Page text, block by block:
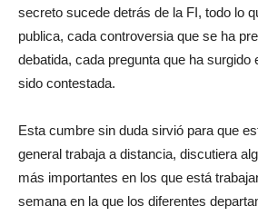
secreto sucede detrás de la FI, todo lo
publica, cada controversia que se ha
debatida, cada pregunta que ha surgido
sido contestada.
Esta cumbre sin duda sirvió para que
general trabaja a distancia, discutiera
más importantes en los que está
semana en la que los diferentes